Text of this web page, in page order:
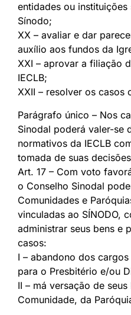
entidades ou instituições
Sínodo;
XX – avaliar e dar
auxílio aos fundos da
XXI – aprovar a filiação
IECLB;
XXII – resolver os casos
Parágrafo único – Nos
Sinodal poderá valer-se
normativos da IECLB
tomada de suas
Art. 17 – Com voto
o Conselho Sinodal
Comunidades e
vinculadas ao SÍNODO,
administrar seus bens e
casos:
I – abandono dos
para o Presbitério e/ou
II – má versação de
Comunidade, da